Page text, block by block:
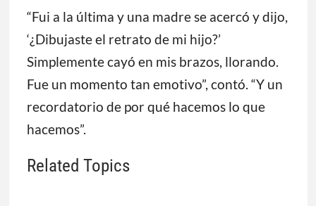
“Fui a la última y una madre se acercó y dijo,
‘¿Dibujaste el retrato de mi hijo?’
Simplemente cayó en mis brazos, llorando.
Fue un momento tan emotivo”, contó. “Y un
recordatorio de por qué hacemos lo que
hacemos”.
Related Topics